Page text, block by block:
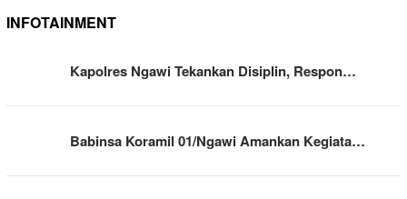
INFOTAINMENT
Kapolres Ngawi Tekankan Disiplin, Respon…
Babinsa Koramil 01/Ngawi Amankan Kegiata…